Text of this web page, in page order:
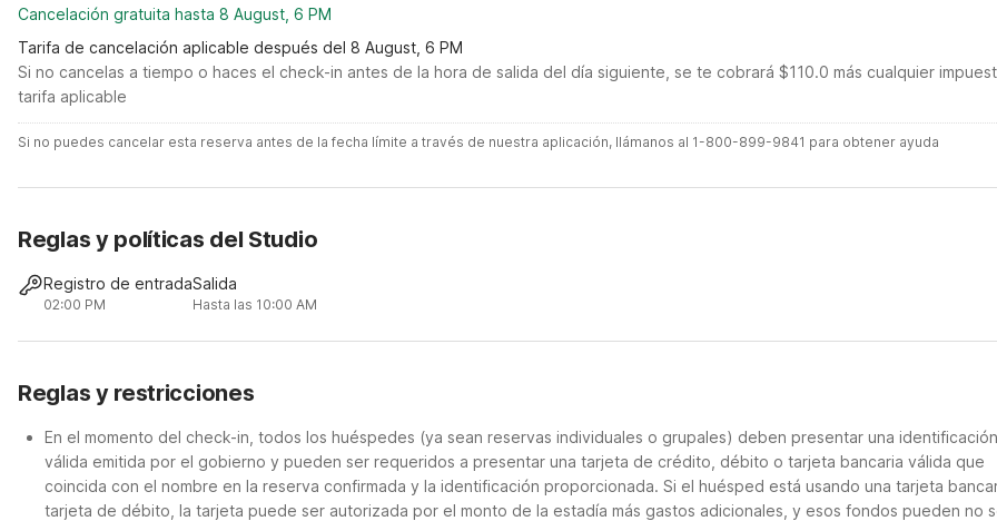
Cancelación gratuita hasta 8 August, 6 PM
Tarifa de cancelación aplicable después del 8 August, 6 PM
Si no cancelas a tiempo o haces el check-in antes de la hora de salida del día siguiente, se te cobrará $110.0 más cualquier
tarifa aplicable
Si no puedes cancelar esta reserva antes de la fecha límite a través de nuestra aplicación, llámanos al 1-800-899-9841 para obtener ayuda
Reglas y políticas del Studio
Registro de entrada
02:00 PM
Salida
Hasta las 10:00 AM
Reglas y restricciones
En el momento del check-in, todos los huéspedes (ya sean reservas individuales o grupales) deben presentar una identificación
válida emitida por el gobierno y pueden ser requeridos a presentar una tarjeta de crédito, débito o tarjeta bancaria válida que
coincida con el nombre en la reserva confirmada y la identificación proporcionada. Si el huésped está usando una tarjeta
tarjeta de débito, la tarjeta puede ser autorizada por el monto de la estadía más gastos adicionales, y esos fondos pueden no